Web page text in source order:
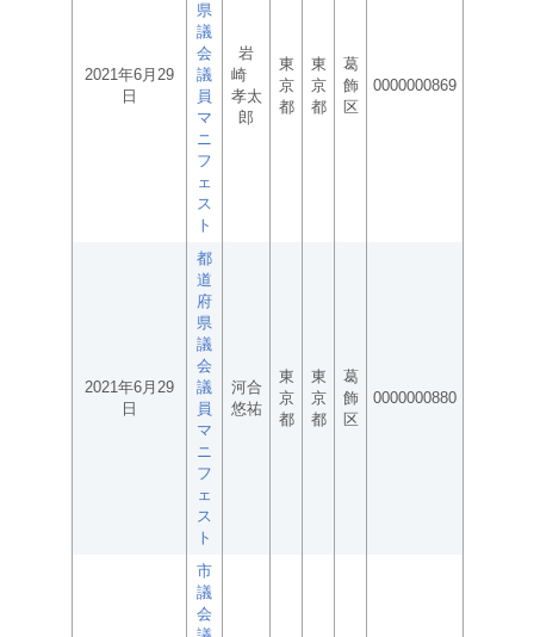
2021年6月29
日
県
議
会
議
員
マ
ニ
フ
ェ
ス
ト
岩
崎
孝太
郎
東
京
都
東
京
都
葛
飾
区
0000000869
2021年6月29
日
都
道
府
県
議
会
議
員
マ
ニ
フ
ェ
ス
ト
河合
悠祐
東
京
都
東
京
都
葛
飾
区
0000000880
市
議
会